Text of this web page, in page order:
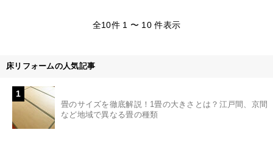
全10件 1 〜 10 件表示
床リフォームの人気記事
1
畳のサイズを徹底解説！1畳の大きさとは？江戸間、京間
など地域で異なる畳の種類